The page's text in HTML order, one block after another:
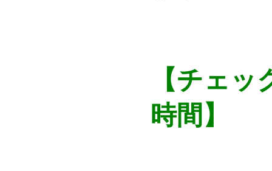
【チェ
時間】